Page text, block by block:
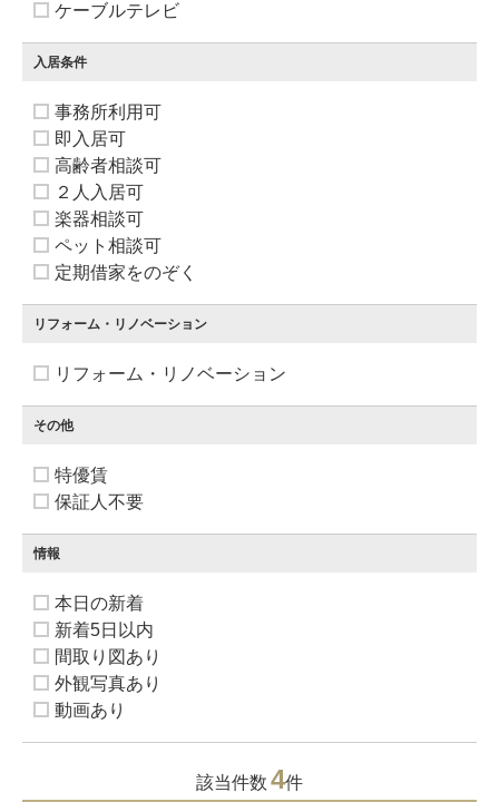
ケーブルテレビ
入居条件
事務所利用可
即入居可
高齢者相談可
２人入居可
楽器相談可
ペット相談可
定期借家をのぞく
リフォーム・リノベーション
リフォーム・リノベーション
その他
特優賃
保証人不要
情報
本日の新着
新着5日以内
間取り図あり
外観写真あり
動画あり
該当件数 4件